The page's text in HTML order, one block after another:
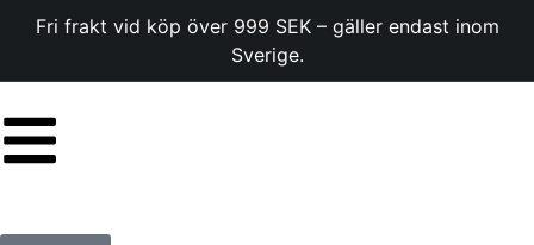
Fri frakt vid köp över 999 SEK – gäller endast inom
Sverige.